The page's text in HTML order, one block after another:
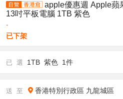
apple優惠週 Apple蘋
13吋平板電腦 1TB 紫色
-
已下架
已 選 1TB 紫色 1件
送 至 香港特別行政區 九龍城區